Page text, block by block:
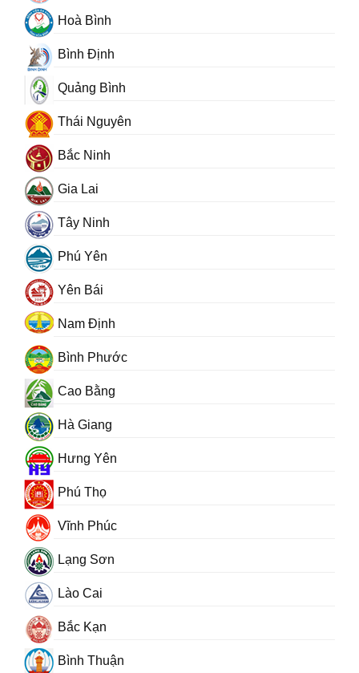
Hoà Bình
Bình Định
Quảng Bình
Thái Nguyên
Bắc Ninh
Gia Lai
Tây Ninh
Phú Yên
Yên Bái
Nam Định
Bình Phước
Cao Bằng
Hà Giang
Hưng Yên
Phú Thọ
Vĩnh Phúc
Lạng Sơn
Lào Cai
Bắc Kạn
Bình Thuận